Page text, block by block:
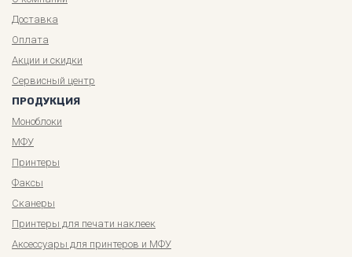
Доставка
Оплата
Акции и скидки
Сервисный центр
ПРОДУКЦИЯ
Моноблоки
МФУ
Принтеры
Факсы
Сканеры
Принтеры для печати наклеек
Аксессуары для принтеров и МФУ